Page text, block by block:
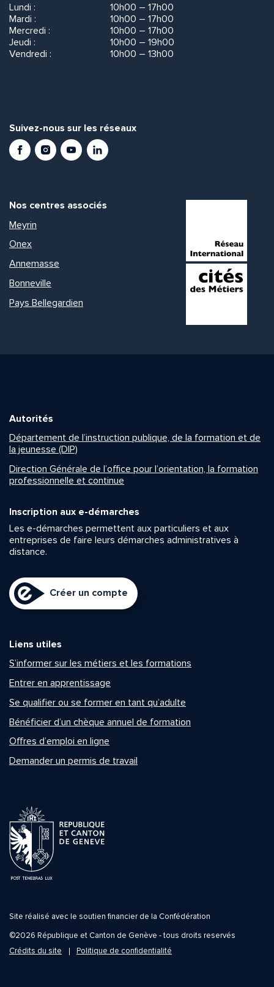
Lundi :
10h00 – 17h00
Mardi :
10h00 – 17h00
Mercredi :
10h00 – 17h00
Jeudi :
10h00 – 19h00
Vendredi :
10h00 – 13h00
Suivez-nous sur les réseaux
FacebookInstagramYoutubeLinkedIn
Nos centres associés
Meyrin
Onex
Annemasse
Bonneville
Pays Bellegardien
Autorités
Département de l’instruction publique, de la formation et de
la jeunesse (DIP)
Direction Générale de l’office pour l’orientation, la formation
professionnelle et continue
Inscription aux e-démarches
Les e-démarches permettent aux particuliers et aux
entreprises de faire leurs démarches administratives à
distance.
Créer un compte
Liens utiles
S’informer sur les métiers et les formations
Entrer en apprentissage
Se qualifier ou se former en tant qu’adulte
Bénéficier d’un chèque annuel de formation
Offres d’emploi en ligne
Demander un permis de travail
Site réalisé avec le soutien financier de la Confédération
©2026 République et Canton de Genève - tous droits reservés
Crédits du site
Politique de confidentialité